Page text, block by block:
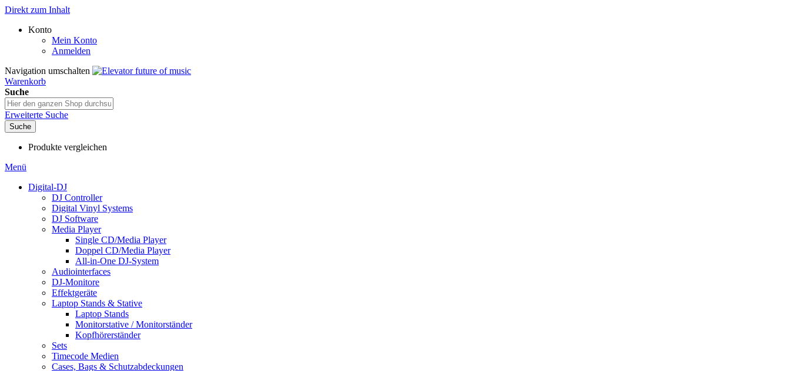
Direkt zum Inhalt
Konto
Mein Konto
Anmelden
Navigation umschalten
Warenkorb
Suche
Erweiterte Suche
Suche
Produkte vergleichen
Menü
Digital-DJ
DJ Controller
Digital Vinyl Systems
DJ Software
Media Player
Single CD/Media Player
Doppel CD/Media Player
All-in-One DJ-System
Audiointerfaces
DJ-Monitore
Effektgeräte
Laptop Stands & Stative
Laptop Stands
Monitorstative / Monitorständer
Kopfhörerständer
Sets
Timecode Medien
Cases, Bags & Schutzabdeckungen